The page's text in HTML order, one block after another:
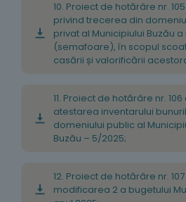
10. Proiect de hotărâre nr.
privind trecerea din
privat al Municipiului Buzău
(semafoare), în scopul
casării și valorificării
11. Proiect de hotărâre nr.
atestarea inventarului
domeniului public al
Buzău – 5/2025;
12. Proiect de hotărâre nr.
modificarea 2 a bugetului